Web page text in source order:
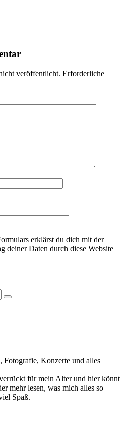
veröffentlicht. Erforderliche
erklärst du dich mit der
deiner Daten durch diese Website
Suchen
Konzerte und alles
für mein Alter und hier könnt
mehr lesen, was mich alles so
Spaß.